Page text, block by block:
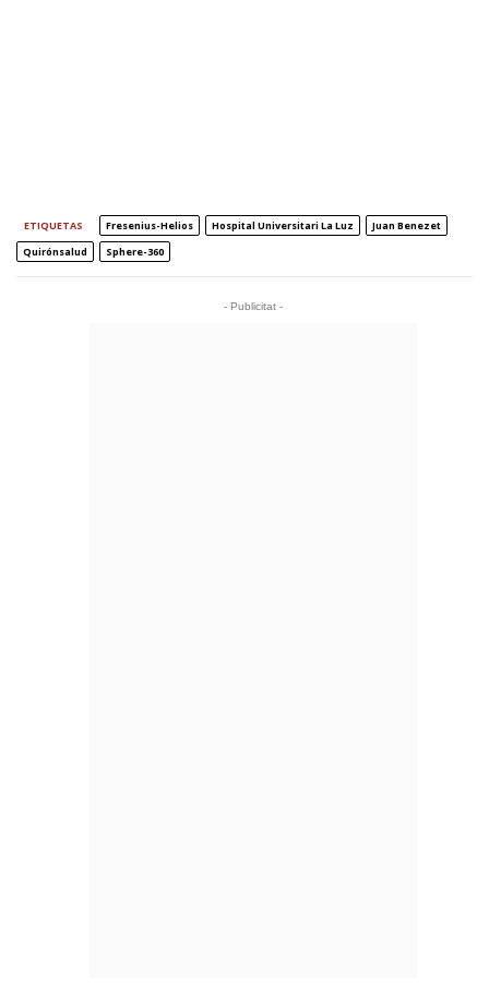
ETIQUETAS Fresenius-Helios Hospital Universitari La Luz
Juan Benezet
Quirónsalud
Sphere-360
- Publicitat -